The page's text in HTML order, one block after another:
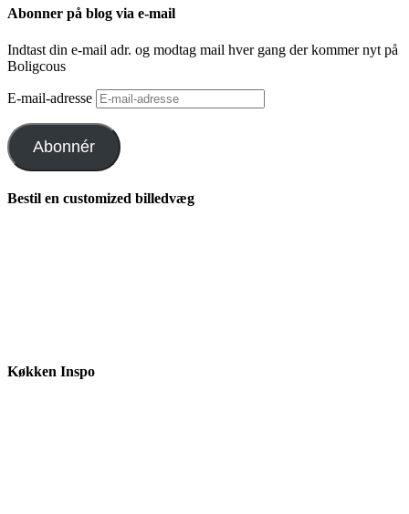
Abonner på blog via e-mail
Indtast din e-mail adr. og modtag mail hver gang der kommer nyt på
Boligcous
E-mail-adresse
Abonnér
Bestil en customized billedvæg
Køkken Inspo